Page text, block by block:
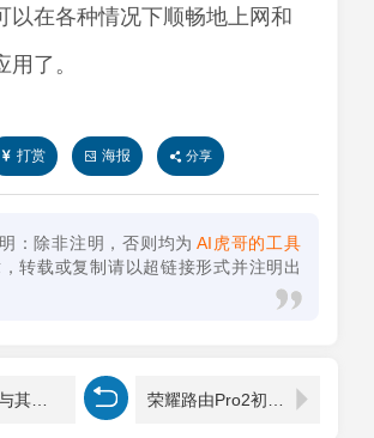
以在各种情况下顺畅地上网和
了。
打赏 海报 分享
：除非注明，否则均为 AI虎哥的工具
转载或复制请以超链接形式并注明出
荣耀路由3与其他华为／荣耀路由器如何连接？ 荣耀路由Pro2初始密码是多少？